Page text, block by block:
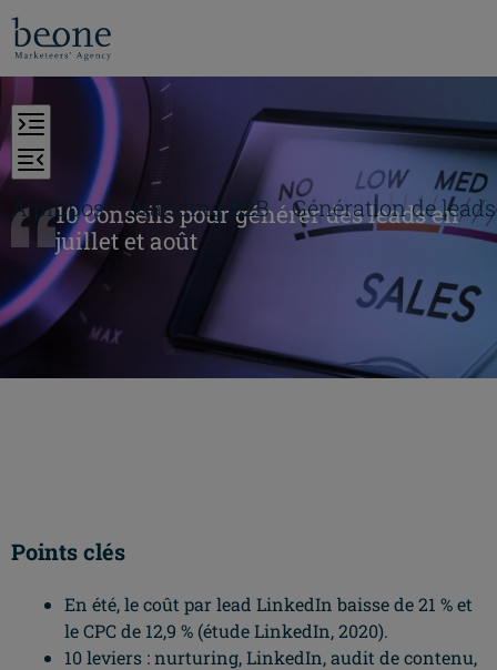
A propos Branding B2B Génération de leads
10 conseils pour générer des leads en
juillet et août
Points clés
En été, le coût par lead LinkedIn baisse de 21 % et
le CPC de 12,9 % (étude LinkedIn, 2020).
10 leviers : nurturing, LinkedIn, audit de contenu,